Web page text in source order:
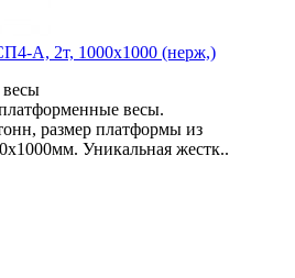
А, 2т, 1000х1000 (нерж,)
весы
весы.
размер платформы из
Уникальная жестк..